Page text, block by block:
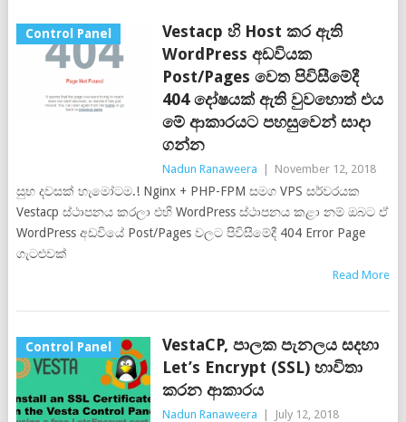
Control Panel
Vestacp හි Host කර ඇති
WordPress අඩවියක
Post/Pages වෙත පිවිසීමේදී
404 දෝෂයක් ඇති වුවහොත් එය
මේ ආකාරයට පහසුවෙන් සාදා
ගන්න
Nadun Ranaweera November 12, 2018
සුභ දවසක් හැමෝටම.! Nginx + PHP-FPM සමග VPS සර්වරයක
Vestacp ස්ථාපනය කරලා එහි WordPress ස්ථාපනය කළා නම් ඔබට ඒ
WordPress අඩවියේ Post/Pages වලට පිවිසීමේදී 404 Error Page
ගැටළුවක්
Read More
Control Panel
VestaCP, පාලක පැනලය සදහා
Let’s Encrypt (SSL) භාවිතා
කරන ආකාරය
Nadun Ranaweera July 12, 2018